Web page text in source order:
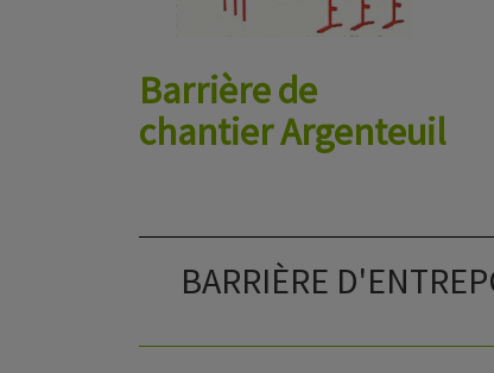
Barrière de
chantier Argenteuil
BARRIÈRE